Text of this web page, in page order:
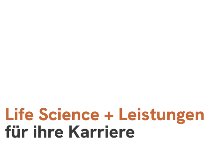
Life Science + Leistungen
für ihre Karriere